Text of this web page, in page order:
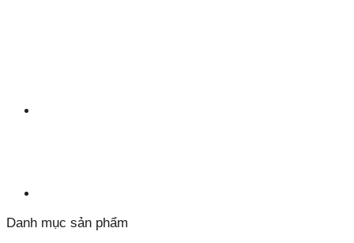
Danh mục sản phẩm